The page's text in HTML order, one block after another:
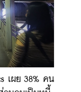
เผย 38% คน